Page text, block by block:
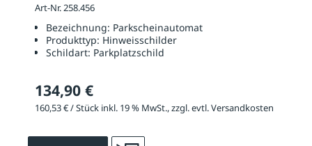
Art-Nr. 258.456
Bezeichnung: Parkscheinautomat
Produkttyp: Hinweisschilder
Schildart: Parkplatzschild
134,90 €
160,53 € / Stück inkl. 19 % MwSt., zzgl. evtl. Versandkosten